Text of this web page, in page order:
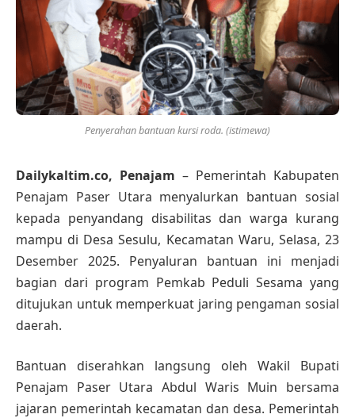
Penyerahan bantuan kursi roda. (istimewa)
Dailykaltim.co, Penajam – Pemerintah Kabupaten
Penajam Paser Utara menyalurkan bantuan sosial
kepada penyandang disabilitas dan warga kurang
mampu di Desa Sesulu, Kecamatan Waru, Selasa, 23
Desember 2025. Penyaluran bantuan ini menjadi
bagian dari program Pemkab Peduli Sesama yang
ditujukan untuk memperkuat jaring pengaman sosial
daerah.
Bantuan diserahkan langsung oleh Wakil Bupati
Penajam Paser Utara Abdul Waris Muin bersama
jajaran pemerintah kecamatan dan desa. Pemerintah